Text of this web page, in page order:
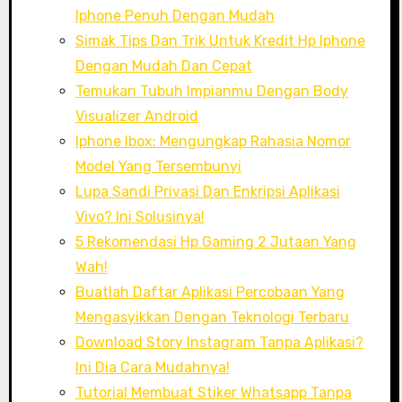
Iphone Penuh Dengan Mudah
Simak Tips Dan Trik Untuk Kredit Hp Iphone
Dengan Mudah Dan Cepat
Temukan Tubuh Impianmu Dengan Body
Visualizer Android
Iphone Ibox: Mengungkap Rahasia Nomor
Model Yang Tersembunyi
Lupa Sandi Privasi Dan Enkripsi Aplikasi
Vivo? Ini Solusinya!
5 Rekomendasi Hp Gaming 2 Jutaan Yang
Wah!
Buatlah Daftar Aplikasi Percobaan Yang
Mengasyikkan Dengan Teknologi Terbaru
Download Story Instagram Tanpa Aplikasi?
Ini Dia Cara Mudahnya!
Tutorial Membuat Stiker Whatsapp Tanpa